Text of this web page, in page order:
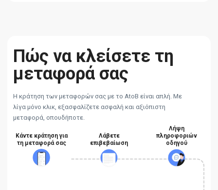
Πώς να κλείσετε τη
μεταφορά σας
Η κράτηση των μεταφορών σας με το AtoB είναι απλή. Με
λίγα μόνο κλικ, εξασφαλίζετε ασφαλή και αξιόπιστη
μεταφορά, οπουδήποτε.
Κάντε κράτηση για
τη μεταφορά σας
Λάβετε
επιβεβαίωση
Λήψη
πληροφοριών
οδηγού